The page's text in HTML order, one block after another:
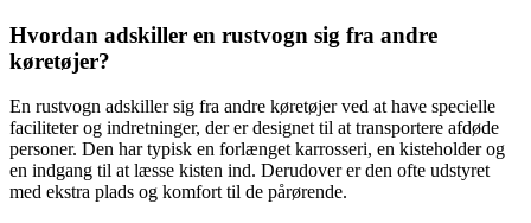
Hvordan adskiller en rustvogn sig fra andre
køretøjer?
En rustvogn adskiller sig fra andre køretøjer ved at have specielle
faciliteter og indretninger, der er designet til at transportere afdøde
personer. Den har typisk en forlænget karrosseri, en kisteholder og
en indgang til at læsse kisten ind. Derudover er den ofte udstyret
med ekstra plads og komfort til de pårørende.